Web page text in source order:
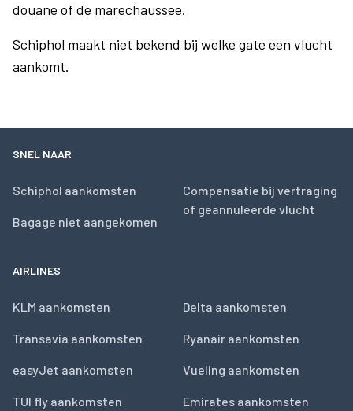
douane of de marechaussee.
Schiphol maakt niet bekend bij welke gate een vlucht
aankomt.
SNEL NAAR
Schiphol aankomsten
Bagage niet aangekomen
Compensatie bij vertraging
of geannuleerde vlucht
AIRLINES
KLM aankomsten
Transavia aankomsten
easyJet aankomsten
TUI fly aankomsten
Delta aankomsten
Ryanair aankomsten
Vueling aankomsten
Emirates aankomsten